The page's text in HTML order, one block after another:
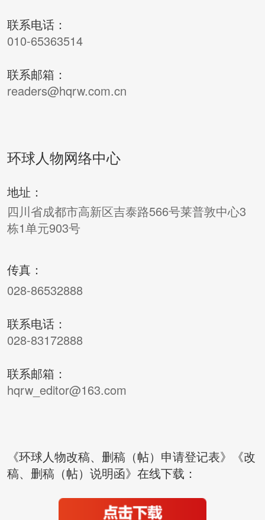
联系电话：
010-65363514
联系邮箱：
readers@hqrw.com.cn
环球人物网络中心
地址：
四川省成都市高新区吉泰路566号莱普敦中心3
栋1单元903号
传真：
028-86532888
联系电话：
028-83172888
联系邮箱：
hqrw_editor@163.com
《环球人物改稿、删稿（帖）申请登记表》《改
稿、删稿（帖）说明函》在线下载 ：